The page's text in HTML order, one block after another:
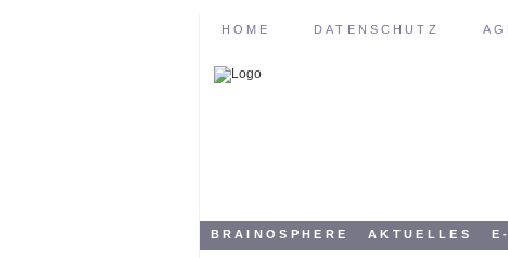
HOME DATENSCHUTZ
BRAINOSPHERE AKTUELLES